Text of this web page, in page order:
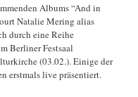
Albums “And in
Natalie Mering alias
durch eine Reihe
Berliner Festsaal
(03.02.). Einige der
erstmals live präsentiert.